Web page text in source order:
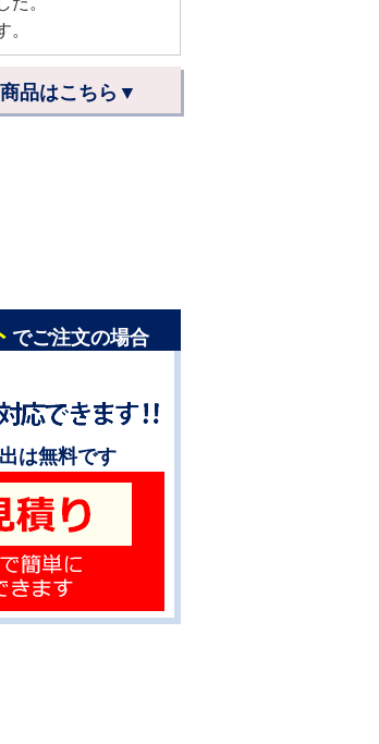
品はこちら▼
でご注文の場合
は無料です